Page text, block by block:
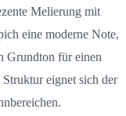
Melierung mit
eine moderne Note,
Grundton für einen
eignet sich der